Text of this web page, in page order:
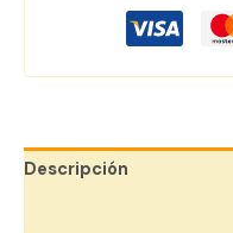
Descripción